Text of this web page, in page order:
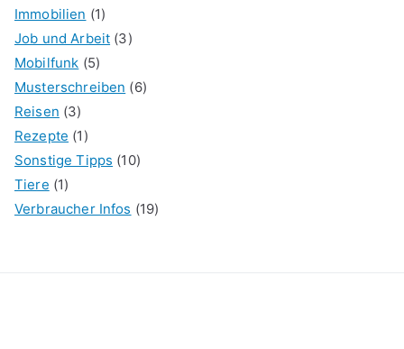
Immobilien (1)
Job und Arbeit (3)
Mobilfunk (5)
Musterschreiben (6)
Reisen (3)
Rezepte (1)
Sonstige Tipps (10)
Tiere (1)
Verbraucher Infos (19)